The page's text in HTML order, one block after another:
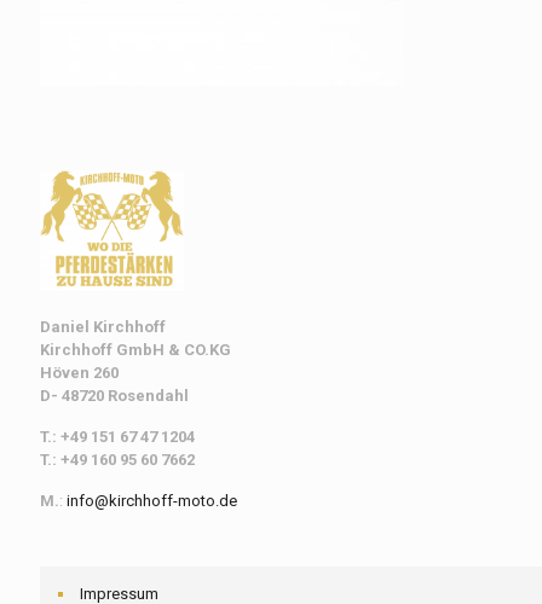
Daniel Kirchhoff
Kirchhoff GmbH & CO.KG
Höven 260
D- 48720 Rosendahl
T.: +49 151 67 47 1204
T.: +49 160 95 60 7662
M.: info@kirchhoff-moto.de
Impressum